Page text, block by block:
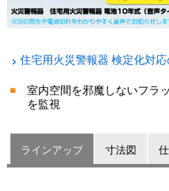
住宅用火災警報器 検定化対
室内空間を邪魔しないフラ
を監視
ラインアップ 寸法図